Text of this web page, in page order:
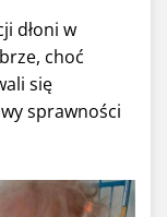
dłoni w
choć
się
sprawności